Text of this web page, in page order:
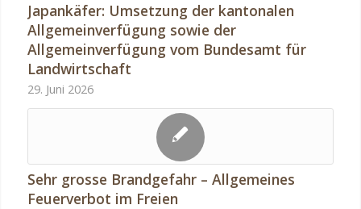
Japankäfer: Umsetzung der kantonalen
Allgemeinverfügung sowie der
Allgemeinverfügung vom Bundesamt für
Landwirtschaft
29. Juni 2026
Sehr grosse Brandgefahr – Allgemeines
Feuerverbot im Freien